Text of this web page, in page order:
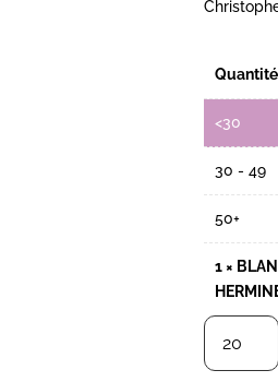
Quantité
<30
30 - 49
50+
1 ×
quantité
BLANCHE